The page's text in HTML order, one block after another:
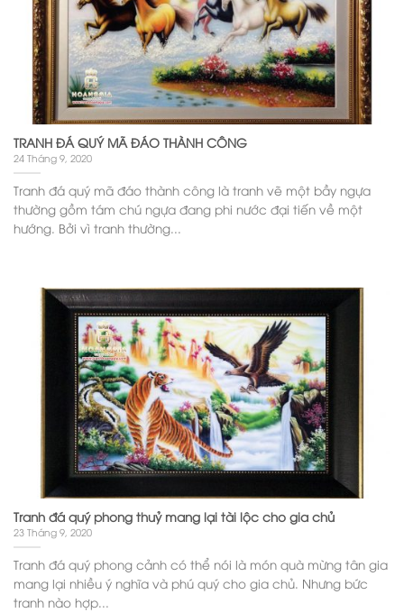
TRANH ĐÁ QUÝ MÃ ĐÁO THÀNH CÔNG
24 Tháng 9, 2020
Tranh đá quý mã đáo thành công là tranh vẽ một bầy ngựa
thường gồm tám chú ngựa đang phi nước đại tiến về một
hướng. Bởi vì tranh thường...
Tranh đá quý phong thuỷ mang lại tài lộc cho gia chủ
23 Tháng 9, 2020
Tranh đá quý phong cảnh có thể nói là món quà mừng tân gia
mang lại nhiều ý nghĩa và phú quý cho gia chủ. Nhưng bức
tranh nào hợp...